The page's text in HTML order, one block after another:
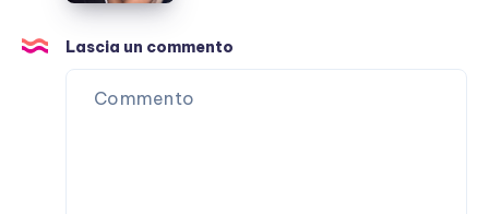
finita?
E
Marracash?
Lascia un commento